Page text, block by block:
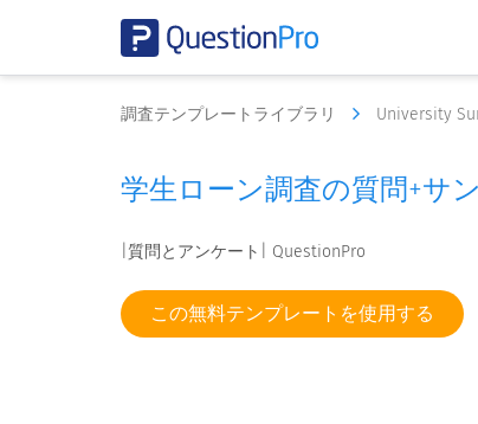
調査テンプレートライブラリ University
学生ローン調査の質問+サ
|質問とアンケート| QuestionPro
この無料テンプレートを使用する